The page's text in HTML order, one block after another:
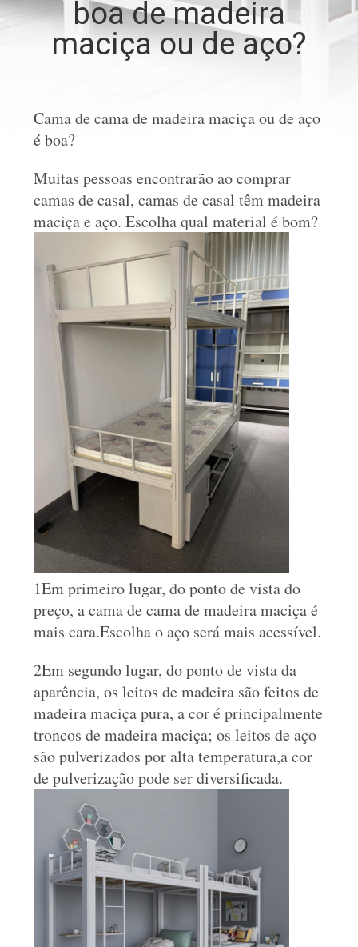
CONTROLE
CONTACTE-
NOS
NOTÍCIA
UMAS
CITAÇÕES
MAPA
PRIVACY
POLICY
boa de madeira
maciça ou de aço?
Cama de cama de madeira maciça ou de aço
é boa?
Muitas pessoas encontrarão ao comprar
camas de casal, camas de casal têm madeira
maciça e aço. Escolha qual material é bom?
1Em primeiro lugar, do ponto de vista do
preço, a cama de cama de madeira maciça é
mais cara.Escolha o aço será mais acessível.
2Em segundo lugar, do ponto de vista da
aparência, os leitos de madeira são feitos de
madeira maciça pura, a cor é principalmente
troncos de madeira maciça; os leitos de aço
são pulverizados por alta temperatura,a cor
de pulverização pode ser diversificada.